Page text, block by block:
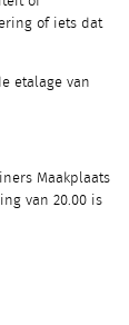
of iets dat
etalage van
Maakplaats
van 20.00 is